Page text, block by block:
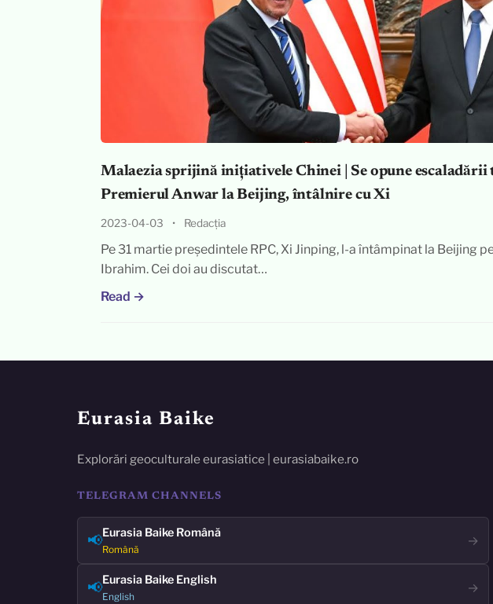
Malaezia sprijină inițiativele Chinei | Se opune escaladării
Premierul Anwar la Beijing, întâlnire cu Xi
2023-04-03 • Redacția
Pe 31 martie președintele RPC, Xi Jinping, l-a întâmpinat la Beijing
Ibrahim. Cei doi au discutat…
Read →
Eurasia Baike
Explorări geoculturale eurasiatice | eurasiabaike.ro
TELEGRAM CHANNELS
📢Eurasia Baike Română
Română
→
📢Eurasia Baike English
English
→